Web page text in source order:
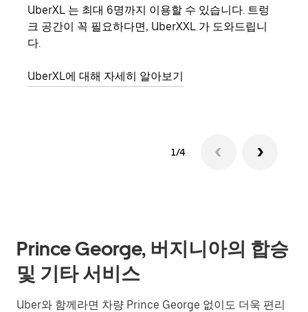
UberXL 는 최대 6명까지 이용할 수 있습니다. 트렁
크 공간이 꼭 필요하다면, UberXXL 가 도와드립니
다.
UberXL에 대해 자세히 알아보기
1/4
Prince George, 버지니아의 합승
및 기타 서비스
Uber와 함께라면 차량 Prince George 없이도 더욱 편리